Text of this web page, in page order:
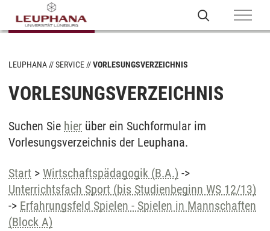
LEUPHANA SERVICE VORLESUNGSVERZEICHNIS
VORLESUNGSVERZEICHNIS
Suchen Sie hier über ein Suchformular im
Vorlesungsverzeichnis der Leuphana.
Start > Wirtschaftspädagogik (B.A.) ->
Unterrichtsfach Sport (bis Studienbeginn WS 12/13)
-> Erfahrungsfeld Spielen - Spielen in Mannschaften
(Block A)